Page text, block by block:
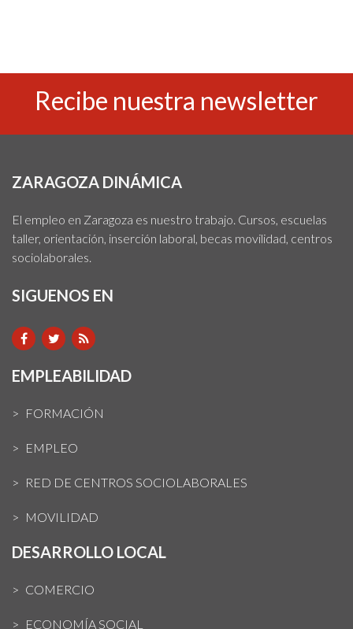
Recibe nuestra newsletter
ZARAGOZA DINÁMICA
El empleo en Zaragoza es nuestro trabajo. Cursos, escuelas
taller, orientación, inserción laboral, becas movilidad, centros
sociolaborales.
SIGUENOS EN
EMPLEABILIDAD
FORMACIÓN
EMPLEO
RED DE CENTROS SOCIOLABORALES
MOVILIDAD
DESARROLLO LOCAL
COMERCIO
ECONOMÍA SOCIAL